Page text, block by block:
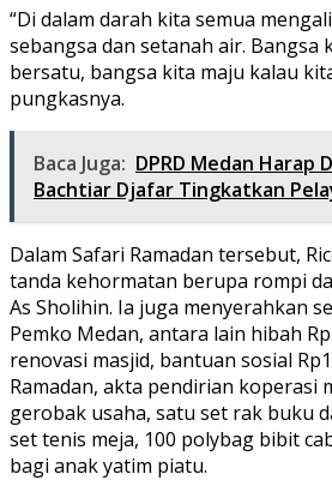
“Di dalam darah kita semua
sebangsa dan setanah air. Bangsa
bersatu, bangsa kita maju kalau
pungkasnya.
Baca Juga: DPRD Medan Harap
Bachtiar Djafar Tingkatkan
Dalam Safari Ramadan tersebut,
tanda kehormatan berupa rompi
As Sholihin. Ia juga menyerahkan
Pemko Medan, antara lain hibah
renovasi masjid, bantuan sosial
Ramadan, akta pendirian koperasi
gerobak usaha, satu set rak buku
set tenis meja, 100 polybag bibit
bagi anak yatim piatu.